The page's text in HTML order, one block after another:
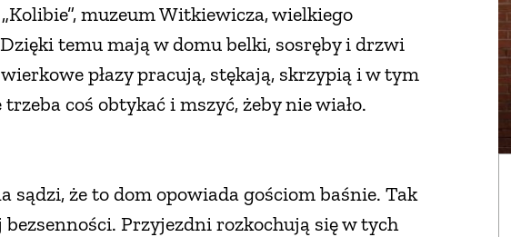
muzeum Witkiewicza, wielkiego
temu mają w domu belki, sosręby i drzwi
płazy pracują, stękają, skrzypią i w tym
coś obtykać i mszyć, żeby nie wiało.
sądzi, że to dom opowiada gościom baśnie. Tak
Przyjezdni rozkochują się w tych